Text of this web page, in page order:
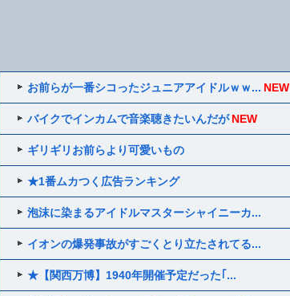
お前らが一番シコったジュニアアイドルｗｗ... NEW
バイクでインカムで音楽聴きたいんだが NEW
ギリギリお前らより可愛いもの
★1番ムカつく広告ランキング
泡沫に染まるアイドルマスターシャイニーカ...
イオンの爆発事故がすごくとり立たされてる...
★【関西万博】1940年開催予定だった｢...